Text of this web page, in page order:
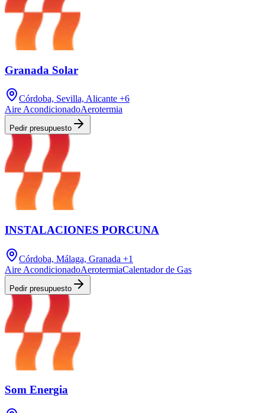
Granada Solar
Córdoba, Sevilla, Alicante +6
Aire AcondicionadoAerotermia
Pedir presupuesto
INSTALACIONES PORCUNA
Córdoba, Málaga, Granada +1
Aire AcondicionadoAerotermiaCalentador de Gas
Pedir presupuesto
Som Energia